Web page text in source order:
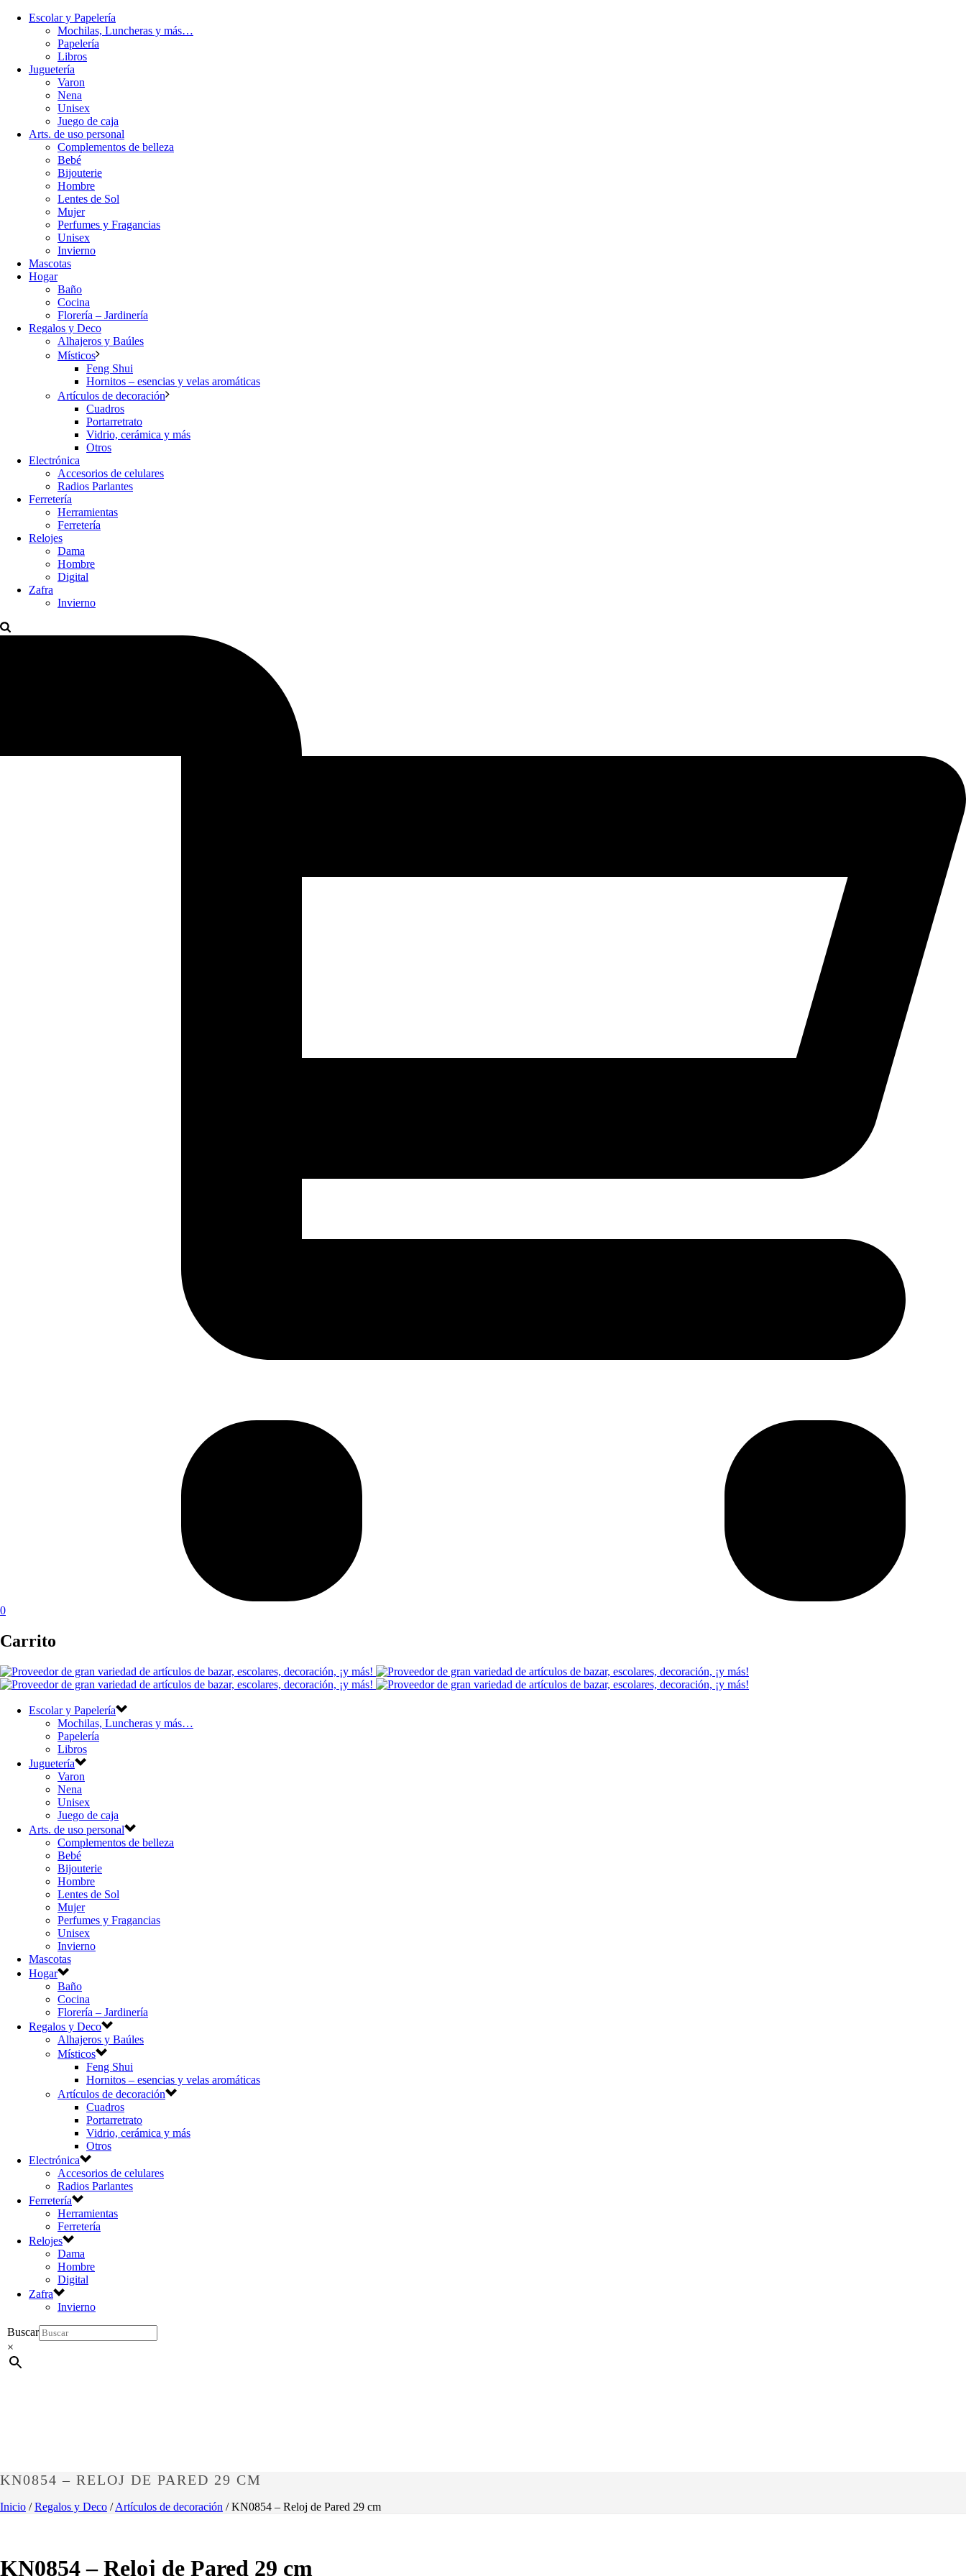
Escolar y Papelería
Mochilas, Luncheras y más…
Papelería
Libros
Juguetería
Varon
Nena
Unisex
Juego de caja
Arts. de uso personal
Complementos de belleza
Bebé
Bijouterie
Hombre
Lentes de Sol
Mujer
Perfumes y Fragancias
Unisex
Invierno
Mascotas
Hogar
Baño
Cocina
Florería – Jardinería
Regalos y Deco
Alhajeros y Baúles
Místicos
Feng Shui
Hornitos – esencias y velas aromáticas
Artículos de decoración
Cuadros
Portarretrato
Vidrio, cerámica y más
Otros
Electrónica
Accesorios de celulares
Radios Parlantes
Ferretería
Herramientas
Ferretería
Relojes
Dama
Hombre
Digital
Zafra
Invierno
0
Carrito
Escolar y Papelería
Mochilas, Luncheras y más…
Papelería
Libros
Juguetería
Varon
Nena
Unisex
Juego de caja
Arts. de uso personal
Complementos de belleza
Bebé
Bijouterie
Hombre
Lentes de Sol
Mujer
Perfumes y Fragancias
Unisex
Invierno
Mascotas
Hogar
Baño
Cocina
Florería – Jardinería
Regalos y Deco
Alhajeros y Baúles
Místicos
Feng Shui
Hornitos – esencias y velas aromáticas
Artículos de decoración
Cuadros
Portarretrato
Vidrio, cerámica y más
Otros
Electrónica
Accesorios de celulares
Radios Parlantes
Ferretería
Herramientas
Ferretería
Relojes
Dama
Hombre
Digital
Zafra
Invierno
Buscar
×
KN0854 – RELOJ DE PARED 29 CM
Inicio /Regalos y Deco /Artículos de decoración / KN0854 – Reloj de Pared 29 cm
KN0854 – Reloj de Pared 29 cm